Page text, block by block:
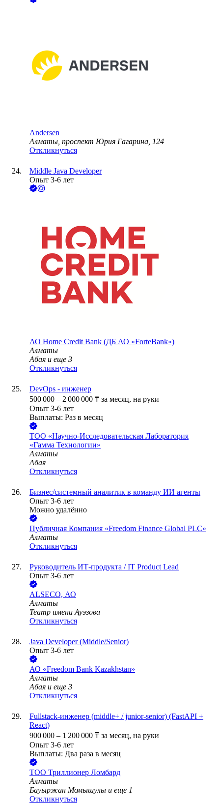
Andersen
Алматы, проспект Юрия Гагарина, 124
Откликнуться
Middle Java Developer
Опыт 3-6 лет
АО Home Credit Bank (ДБ АО «ForteBank»)
Алматы
Абая и еще 3
Откликнуться
DevOps - инженер
500 000 – 2 000 000 ₸ за месяц, на руки
Опыт 3-6 лет
Выплаты: Раз в месяц
ТОО «Научно-Исследовательская Лаборатория
«Гамма Технологии»
Алматы
Абая
Откликнуться
Бизнес/системный аналитик в команду ИИ агенты
Опыт 3-6 лет
Можно удалённо
Публичная Компания «Freedom Finance Global PLC»
Алматы
Откликнуться
Руководитель ИТ-продукта / IT Product Lead
Опыт 3-6 лет
ALSECO, АО
Алматы
Театр имени Ауэзова
Откликнуться
Java Developer (Middle/Senior)
Опыт 3-6 лет
АО «Freedom Bank Kazakhstan»
Алматы
Абая и еще 3
Откликнуться
Fullstack-инженер (middle+ / junior-senior) (FastAPI +
React)
900 000 – 1 200 000 ₸ за месяц, на руки
Опыт 3-6 лет
Выплаты: Два раза в месяц
ТОО Триллионер Ломбард
Алматы
Бауыржан Момышулы и еще 1
Откликнуться